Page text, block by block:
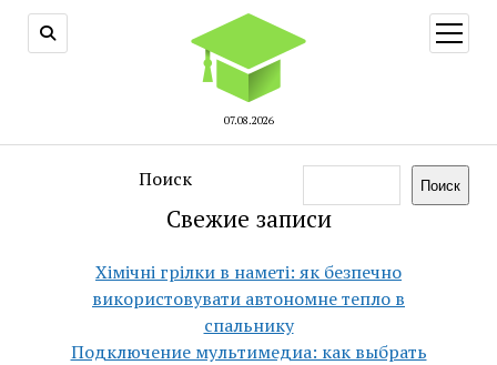
07.08.2026
меню
Поиск Поиск
Свежие записи
Хімічні грілки в наметі: як безпечно
використовувати автономне тепло в
спальнику
Подключение мультимедиа: как выбрать